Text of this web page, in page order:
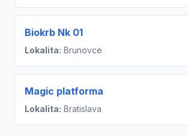
Biokrb Nk 01
Lokalita: Brunovce
Magic platforma
Lokalita: Bratislava